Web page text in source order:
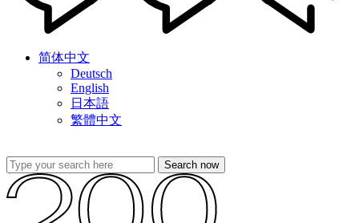
简体中文
Deutsch
English
日本語
繁體中文